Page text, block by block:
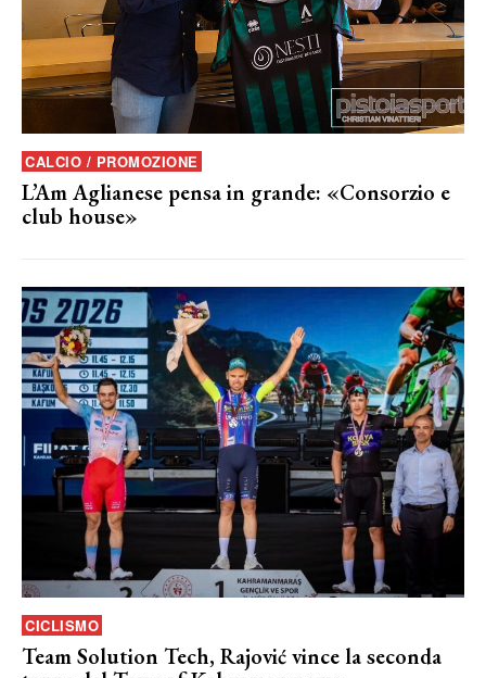
CALCIO / PROMOZIONE
L’Am Aglianese pensa in grande: «Consorzio e
club house»
CICLISMO
Team Solution Tech, Rajović vince la seconda